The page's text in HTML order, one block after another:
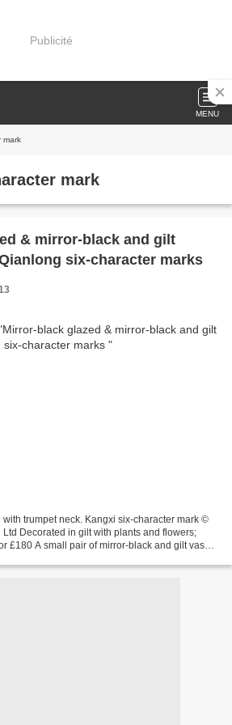
Publicité
MENU
mark
mark
& mirror-black and gilt
six-character marks
trumpet neck. Kangxi six-character mark ©
Decorated in gilt with plants and flowers;
£180 A small pair of mirror-black and gilt vases.